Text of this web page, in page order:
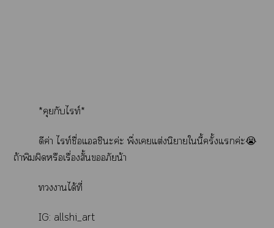
*คุยกับไท์*
ดีค่า ไท์ชื่อแลชินะค่ะ พึ่งเแต่งนิยายในี้ครั้งแค่ะ😭
ถ้าพิมผิดหรือเรื่องสั้นอภัยน้า
าได้ที่
IG: allshi_art